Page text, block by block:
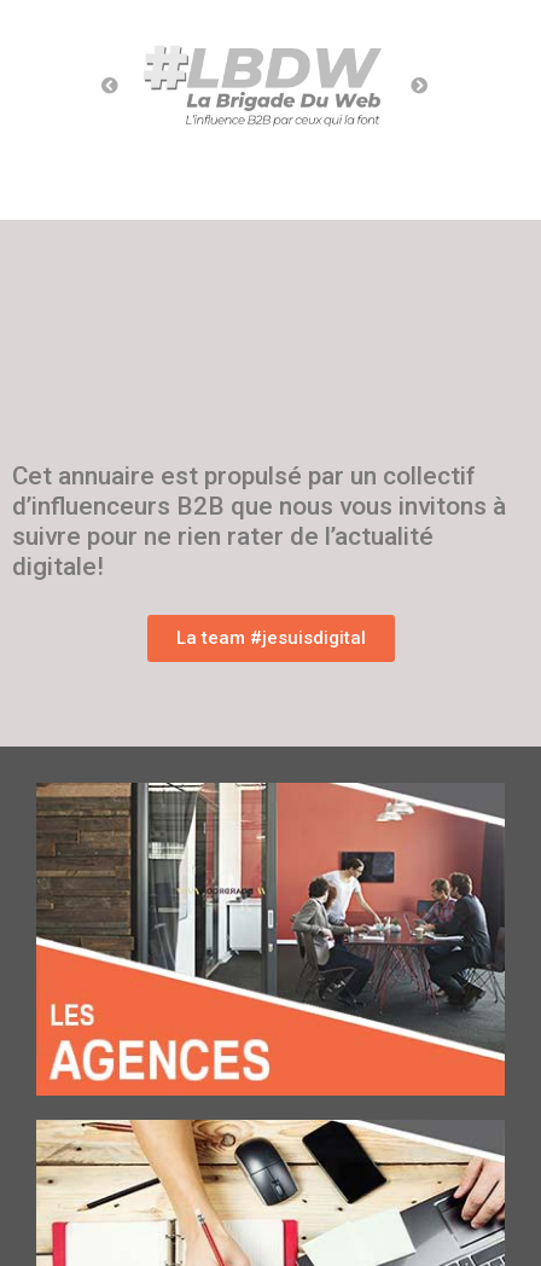
Cet annuaire est propulsé par un collectif
d’influenceurs B2B que nous vous invitons à
suivre pour ne rien rater de l’actualité
digitale!
La team #jesuisdigital